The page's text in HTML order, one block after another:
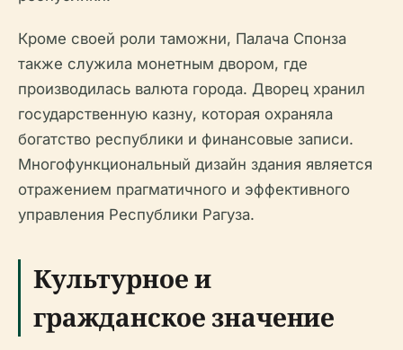
Кроме своей роли таможни, Палача Спонза
также служила монетным двором, где
производилась валюта города. Дворец хранил
государственную казну, которая охраняла
богатство республики и финансовые записи.
Многофункциональный дизайн здания является
отражением прагматичного и эффективного
управления Республики Рагуза.
Культурное и
гражданское значение